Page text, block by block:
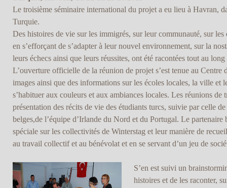
Le troisième séminaire international du projet a eu lieu à Havran,
Turquie.
Des histoires de vie sur les immigrés, sur leur communauté, sur
en s’efforçant de s’adapter à leur nouvel environnement, sur la
leurs échecs ainsi que leurs réussites, ont été racontées tout au
L’ouverture officielle de la réunion de projet s’est tenue au Centre
images ainsi que des informations sur les écoles locales, la ville et
s’habituer aux couleurs et aux ambiances locales. Les réunions de
présentation des récits de vie des étudiants turcs, suivie par celle
belges,de l’équipe d’Irlande du Nord et du Portugal. Le partenaire
spéciale sur les collectivités de Winterstag et leur manière de
au travail collectif et au bénévolat et en se servant d’un jeu de
S’en est suivi un
histoires et de les raconter,